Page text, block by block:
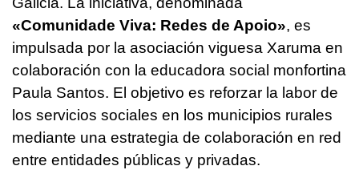
«Comunidade Viva: Redes de Apoio», es
impulsada por la asociación viguesa Xaruma en
colaboración con la educadora social monfortina
Paula Santos. El objetivo es reforzar la labor de
los servicios sociales en los municipios rurales
mediante una estrategia de colaboración en red
entre entidades públicas y privadas.